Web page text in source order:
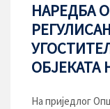
НАРЕДБA
На приједлог